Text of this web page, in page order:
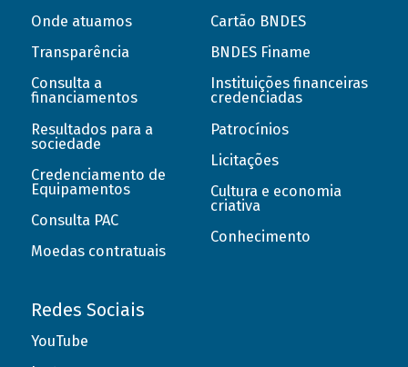
Onde atuamos
Transparência
Consulta a
financiamentos
Resultados para a
sociedade
Credenciamento de
Equipamentos
Consulta PAC
Moedas contratuais
Cartão BNDES
BNDES Finame
Instituições financeiras
credenciadas
Patrocínios
Licitações
Cultura e economia
criativa
Conhecimento
Redes Sociais
YouTube